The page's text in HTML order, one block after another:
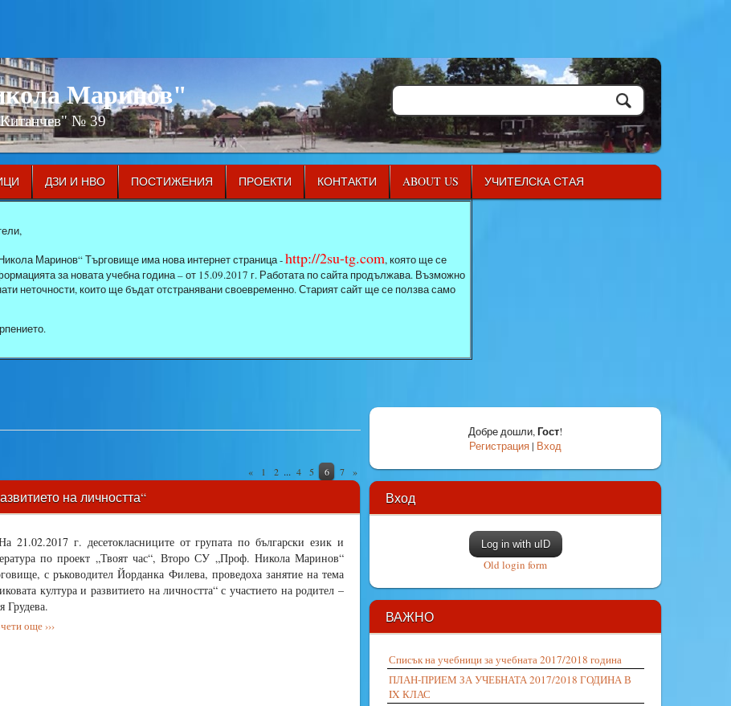
Маринов"
№ 39
ДЗИ И НВО ПОСТИЖЕНИЯ ПРОЕКТИ КОНТАКТИ ABOUT US УЧИТЕЛСКА СТАЯ
Маринов“ Търговище има нова интернет страница -http://2su-tg.com, която ще се
за новата учебна година – от 15.09.2017 г. Работата по сайта продължава. Възможно
неточности, които ще бъдат отстранявани своевременно. Старият сайт ще се ползва само
« 1 2 ... 4 5 6 7 »
на личността“
21.02.2017 г. десетокласниците от групата по български език и
по проект „Твоят час“, Второ СУ „Проф. Никола Маринов“
с ръководител Йорданка Филева, проведоха занятие на тема
култура и развитието на личността“ с участието на родител –
Грудева.
още ›››
Добре дошли,Гост!
Регистрация| Вход
Вход
Log in with uID
Old login form
ВАЖНО
Списък на учебници за учебната 2017/2018 година
ПЛАН-ПРИЕМ ЗА УЧЕБНАТА 2017/2018 ГОДИНА В
IX КЛАС